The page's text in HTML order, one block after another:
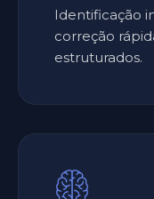
Identificação
correção
estruturados.